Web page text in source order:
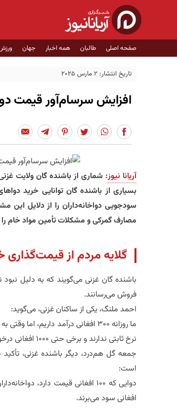
صفحه اصلی طالبان همه اخبار جهان
تاریخ انتشار: 2 مارس 2025
افزایش سرسام‌آور قیمت
آریانا نیوز: شماری از باشنده گان ولایت
بسیاری از باشنده گان توانایی خرید
سودجویی دواخانه‌داران را از دلایل این
مصارف گمرکی و مشکلات تأمین مواد خام
گلایه مردم از قیمت‌گذاری
باشنده گان غزنی می‌گویند که به دلیل
فروش می‌رسانند.
احمد ملنگ، یکی از ساکنان غزنی، می‌گوید:
نرخ ثابتی ندارند و برخی حتی ۱۰۰۰ افغانی درخواست می‌کنند.
جمعه گل هم‌درد، دیگر باشنده غزنی، تأکید
است:
افغانی سود می‌برند.